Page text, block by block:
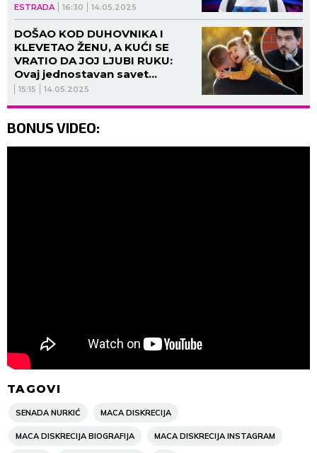
ESTRADA 16:30 14.05.2025
15:15 14.05.2025
DOŠAO KOD DUHOVNIKA I
KLEVETAO ŽENU, A KUĆI SE
VRATIO DA JOJ LJUBI RUKU:
Ovaj jednostavan savet
sveštenika mu je spasao brak
BONUS VIDEO:
TAGOVI
SENADA NURKIĆ MACA DISKRECIJA
MACA DISKRECIJA BIOGRAFIJA MACA DISKRECIJA INSTAGRAM